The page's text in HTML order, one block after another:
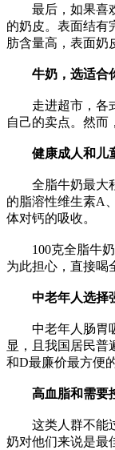
最后，如果喜欢
的奶皮。表面结有
肪含量高，表面奶
牛奶，选适合
走进超市，各式
自己的卖点。然而
健康成人和儿
全脂牛奶最大程
的脂溶性维生素A
体对钙的吸收。
100克全脂牛奶
为此担心，直接喝
中老年人选择
中老年人肠胃吸
显，且我国居民普
和D最廉价最方便
高血脂和需要
这类人群不能过
奶对他们来说是最